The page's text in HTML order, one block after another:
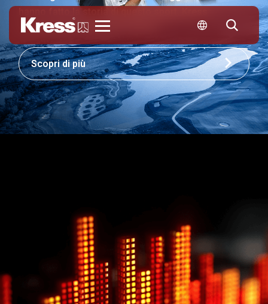
contribuisce a definirne il futuro.
Scopri di più